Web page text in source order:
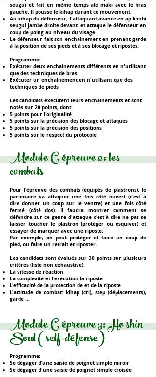
seugui et fait en même temps ale maki avec le bras
gauche. Il pousse le kihap durant ce mouvement.
Au kihap du défenseur, l'attaquant avance en ap koubi
seugui jambe droite devant, et attaque le défenseur en
coup de poing au niveau du visage.
Le défenseur fait son enchainement en prenant garde
à la position de ses pieds et à ses blocage et ripostes.
Programme:
Exécuter deux enchainements différents en n'utilisant
que des techniques de bras
Exécuter un enchainement en n'utilisant que des
techniques de pieds
Les candidats exécutent leurs enchainements et sont
notés sur 20 points, dont:
5 points pour l'originalité
5 points sur la précision des blocage et attaques
5 points sur la précision des positions
5 points sur le respect du protocole
Module C, épreuve 2: les
combats
Pour l'épreuve des combats (équipés de plastrons), le
partenaire va attaquer une fois côté ouvert(c'est à
dire donner un coup sur le ventre)et une fois côté
fermé (côté dos). Il faudra montrer comment se
défendre sur ce genre d'attaque c'est à direne pas se
laisser toucherle plastron (protéger ou esquiver) et
essayer de marquer avec une riposte.
Par exemple, on peut protéger et faire un coup de
pied, ou faire un retrait et riposter.
Les candidats sont évalués sur 30 pointssur plusieurs
critères (liste non exhaustive):
La vitesse de réaction
La complexité et l'exécution la riposte
L'efficacité de la protection de et de la riposte
L'attitude de combat: kihap (cri), step (déplacements),
garde ...
Module C, épreuve 3: Ho shin
Soul (self-défense)
Programme:
Se dégager d’une saisie de poignet simple miroir
Se dégager d'une saisie de poignet simple croisée